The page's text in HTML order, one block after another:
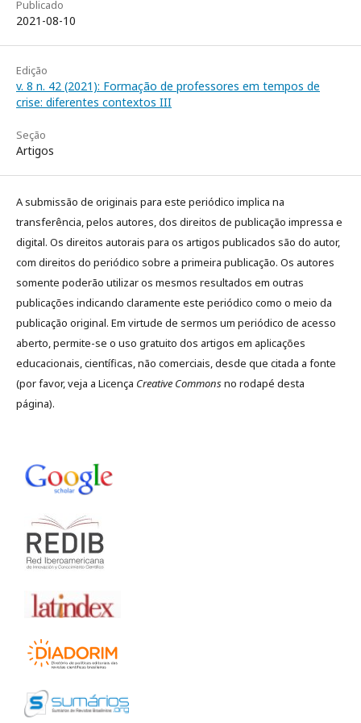
Publicado
2021-08-10
Edição
v. 8 n. 42 (2021): Formação de professores em tempos de
crise: diferentes contextos III
Seção
Artigos
A submissão de originais para este periódico implica na
transferência, pelos autores, dos direitos de publicação impressa e
digital. Os direitos autorais para os artigos publicados são do autor,
com direitos do periódico sobre a primeira publicação. Os autores
somente poderão utilizar os mesmos resultados em outras
publicações indicando claramente este periódico como o meio da
publicação original. Em virtude de sermos um periódico de acesso
aberto, permite-se o uso gratuito dos artigos em aplicações
educacionais, científicas, não comerciais, desde que citada a fonte
(por favor, veja a Licença Creative Commonsno rodapé desta
página).